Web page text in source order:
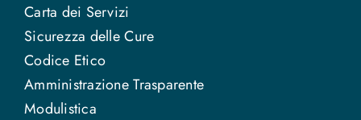
Carta dei Servizi
Sicurezza delle Cure
Codice Etico
Amministrazione Trasparente
Modulistica